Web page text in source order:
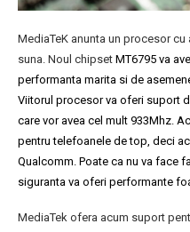
MediaTeK anunta un procesor
suna. Noul chipset MT6795 va
performanta marita si de
Viitorul procesor va oferi suport
care vor avea cel mult 933Mhz.
pentru telefoanele de top, deci
Qualcomm. Poate ca nu va face
siguranta va oferi performante
MediaTek ofera acum suport